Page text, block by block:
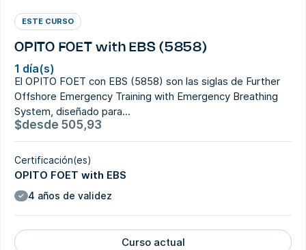
ESTE CURSO
OPITO FOET with EBS (5858)
1 día(s)
El OPITO FOET con EBS (5858) son las siglas de Further
Offshore Emergency Training with Emergency Breathing
System, diseñado para...
$desde 505,93
Certificación(es)
OPITO FOET with EBS
4 años de validez
Curso actual